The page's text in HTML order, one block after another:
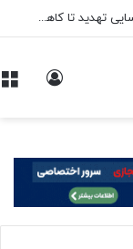
روش‌های جلوگیری از حملات Zero-Day؛ از شناسایی تهدید تا کاهش ریسک